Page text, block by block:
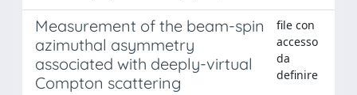
Measurement of the beam-spin
azimuthal asymmetry
associated with deeply-virtual
Compton scattering
file con
accesso
da
definire